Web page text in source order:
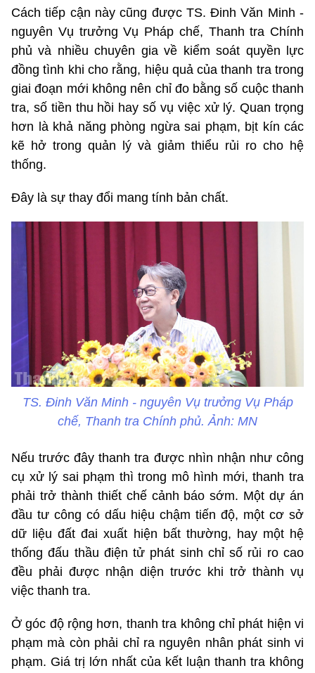
Cách tiếp cận này cũng được TS. Đinh Văn Minh -
nguyên Vụ trưởng Vụ Pháp chế, Thanh tra Chính
phủ và nhiều chuyên gia về kiểm soát quyền lực
đồng tình khi cho rằng, hiệu quả của thanh tra trong
giai đoạn mới không nên chỉ đo bằng số cuộc thanh
tra, số tiền thu hồi hay số vụ việc xử lý. Quan trọng
hơn là khả năng phòng ngừa sai phạm, bịt kín các
kẽ hở trong quản lý và giảm thiểu rủi ro cho hệ
thống.
Đây là sự thay đổi mang tính bản chất.
TS. Đinh Văn Minh - nguyên Vụ trưởng Vụ Pháp
chế, Thanh tra Chính phủ. Ảnh: MN
Nếu trước đây thanh tra được nhìn nhận như công
cụ xử lý sai phạm thì trong mô hình mới, thanh tra
phải trở thành thiết chế cảnh báo sớm. Một dự án
đầu tư công có dấu hiệu chậm tiến độ, một cơ sở
dữ liệu đất đai xuất hiện bất thường, hay một hệ
thống đấu thầu điện tử phát sinh chỉ số rủi ro cao
đều phải được nhận diện trước khi trở thành vụ
việc thanh tra.
Ở góc độ rộng hơn, thanh tra không chỉ phát hiện vi
phạm mà còn phải chỉ ra nguyên nhân phát sinh vi
phạm. Giá trị lớn nhất của kết luận thanh tra không